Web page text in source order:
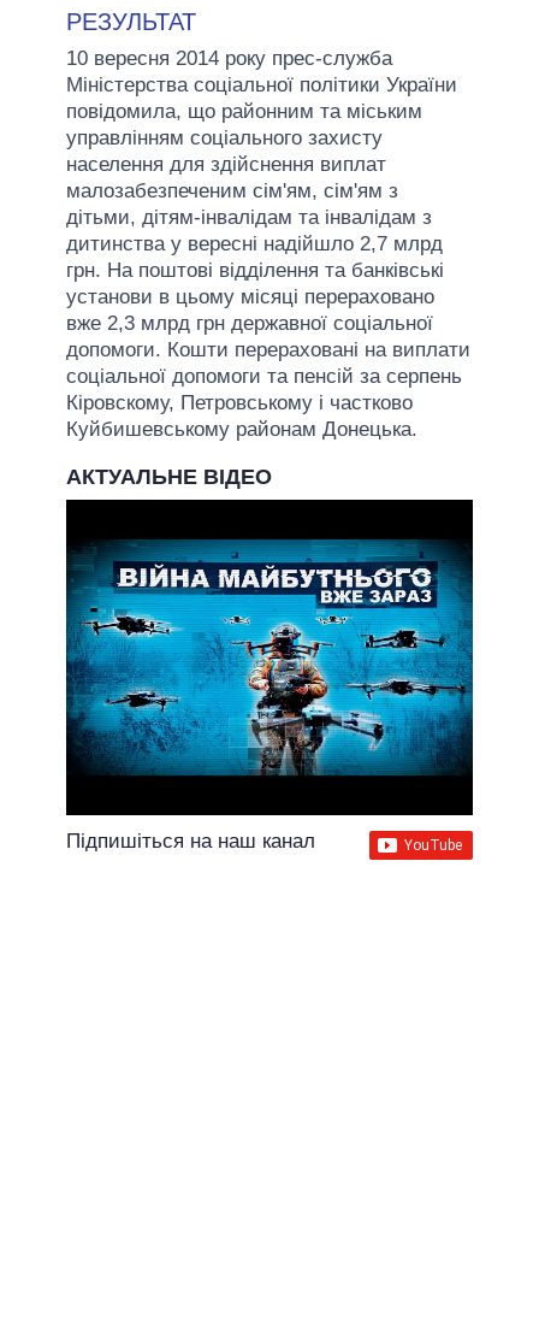
РЕЗУЛЬТАТ
10 вересня 2014 року прес-служба
Міністерства соціальної політики України
повідомила, що районним та міським
управлінням соціального захисту
населення для здійснення виплат
малозабезпеченим сім'ям, сім'ям з
дітьми, дітям-інвалідам та інвалідам з
дитинства у вересні надійшло 2,7 млрд
грн. На поштові відділення та банківські
установи в цьому місяці перераховано
вже 2,3 млрд грн державної соціальної
допомоги. Кошти перераховані на виплати
соціальної допомоги та пенсій за серпень
Кіровскому, Петровському і частково
Куйбишевському районам Донецька.
АКТУАЛЬНЕ ВІДЕО
Підпишіться на наш канал